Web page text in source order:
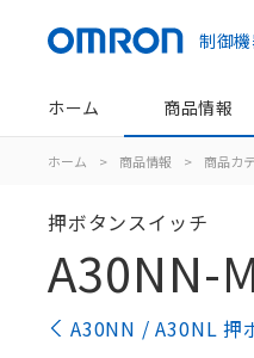
制御
ホーム 商品情報
ホーム > 商品情報 > 商品カ
押ボタンスイッチ
A30NN-
A30NN / A30NL 押